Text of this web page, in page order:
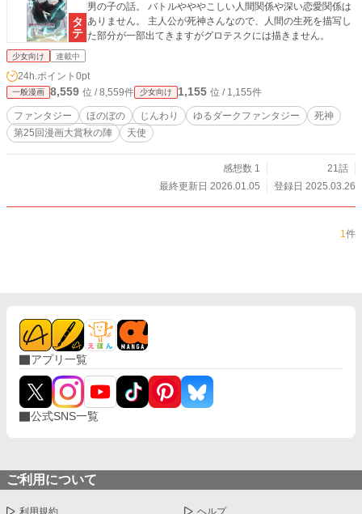
男の子の話。 バトルやややこしい人間関係や深い恋愛関係は
ありません。 主人公が死神さんなので、人間の生死を描写し
た部分が一部出てきますがグロテスクには描きません。
少女向け 連載中
24h.ポイント 0pt
一般漫画 8,559 位 / 8,559件 少女向け 1,155 位 / 1,155件
ファンタジー ほのぼの じんわり ゆるダークファンタジー
死神
第25回漫画大賞秋の陣
天使
感想数 1
21話
最終更新日 2026.01.05
登録日 2025.03.26
1件
アプリ一覧
公式SNS一覧
ご利用について
利用規約 ヘルプ